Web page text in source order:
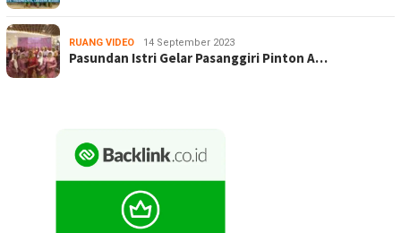
RUANG VIDEO 14 September 2023
Pasundan Istri Gelar Pasanggiri Pinton A…